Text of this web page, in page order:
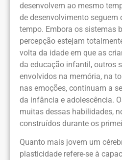
desenvolvem ao mesmo
de desenvolvimento seguem
tempo. Embora os sistemas
percepção estejam
volta da idade em que as
da educação infantil, outros
envolvidos na memória, na
nas emoções, continuam a
da infância e adolescência.
muitas dessas habilidades,
construídos durante os
Quanto mais jovem um
plasticidade refere-se à